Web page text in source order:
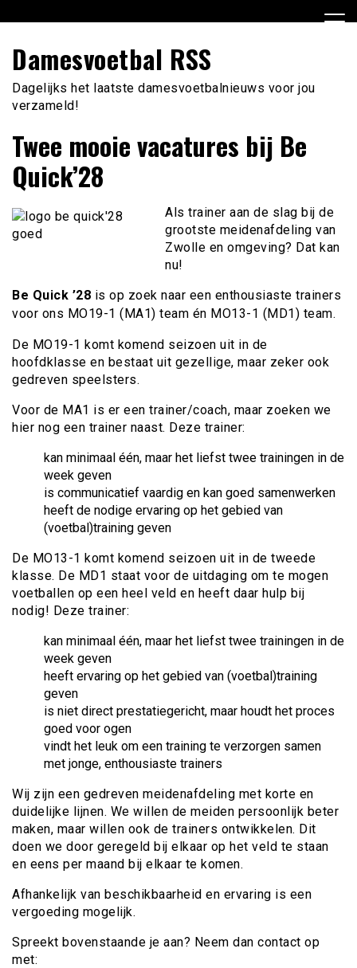
naar
inhoud
Damesvoetbal RSS
Dagelijks het laatste damesvoetbalnieuws voor jou
verzameld!
Twee mooie vacatures bij Be
Quick’28
Als trainer aan de slag bij de
grootste meidenafdeling van
Zwolle en omgeving? Dat kan
nu!
Be Quick ’28 is op zoek naar een enthousiaste trainers
voor ons MO19-1 (MA1) team én MO13-1 (MD1) team.
De MO19-1 komt komend seizoen uit in de
hoofdklasse en bestaat uit gezellige, maar zeker ook
gedreven speelsters.
Voor de MA1 is er een trainer/coach, maar zoeken we
hier nog een trainer naast. Deze trainer:
kan minimaal één, maar het liefst twee trainingen in de
week geven
is communicatief vaardig en kan goed samenwerken
heeft de nodige ervaring op het gebied van
(voetbal)training geven
De MO13-1 komt komend seizoen uit in de tweede
klasse. De MD1 staat voor de uitdaging om te mogen
voetballen op een heel veld en heeft daar hulp bij
nodig! Deze trainer:
kan minimaal één, maar het liefst twee trainingen in de
week geven
heeft ervaring op het gebied van (voetbal)training
geven
is niet direct prestatiegericht, maar houdt het proces
goed voor ogen
vindt het leuk om een training te verzorgen samen
met jonge, enthousiaste trainers
Wij zijn een gedreven meidenafdeling met korte en
duidelijke lijnen. We willen de meiden persoonlijk beter
maken, maar willen ook de trainers ontwikkelen. Dit
doen we door geregeld bij elkaar op het veld te staan
en eens per maand bij elkaar te komen.
Afhankelijk van beschikbaarheid en ervaring is een
vergoeding mogelijk.
Spreekt bovenstaande je aan? Neem dan contact op
met: